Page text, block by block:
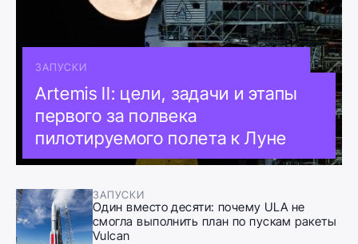
ЗАПУСКИ
Artemis II: цели, задачи и этапы
первого за полвека
пилотируемого полета к Луне
ЗАПУСКИ
Один вместо десяти: почему ULA не
смогла выполнить план по пускам ракеты
Vulcan